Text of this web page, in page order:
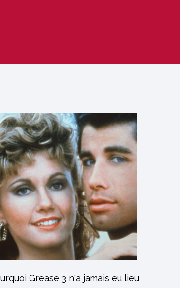
Grease 3 n'a jamais eu lieu